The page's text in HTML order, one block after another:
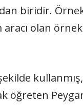
biridir.
olan
öğreten